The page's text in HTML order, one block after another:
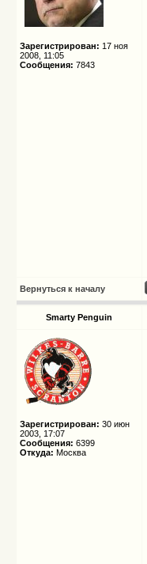
Зарегистрирован: 17 ноя
2008, 11:05
Сообщения: 7843
Вернуться к началу
Smarty Penguin
Зарегистрирован: 30 июн
2003, 17:07
Сообщения: 6399
Откуда: Москва